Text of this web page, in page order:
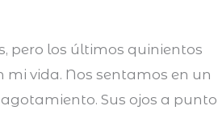
pero los últimos quinientos
vida. Nos sentamos en un
Sus ojos a punto